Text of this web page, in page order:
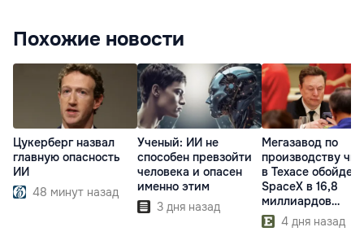
Похожие новости
Цукерберг назвал
главную опасность
ИИ
48 минут назад
Ученый: ИИ не
способен превзойти
человека и опасен
именно этим
3 дня назад
Мегазавод по
производству
в Техасе
SpaceX в 16,8
миллиардов
долларов
4 дня назад